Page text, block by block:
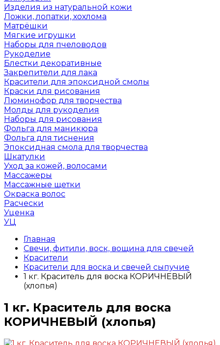
Изделия из натуральной кожи
Ложки, лопатки, хохлома
Матрёшки
Мягкие игрушки
Наборы для пчеловодов
Рукоделие
Блестки декоративные
Закрепители для лака
Красители для эпоксидной смолы
Краски для рисования
Люминофор для творчества
Молды для рукоделия
Наборы для рисования
Фольга для маникюра
Фольга для тиснения
Эпоксидная смола для творчества
Шкатулки
Уход за кожей, волосами
Массажеры
Массажные щетки
Окраска волос
Расчески
Уценка
УЦ
Главная
Свечи, фитили, воск, вощина для свечей
Красители
Красители для воска и свечей сыпучие
1 кг. Краситель для воска КОРИЧНЕВЫЙ
(хлопья)
1 кг. Краситель для воска
КОРИЧНЕВЫЙ (хлопья)